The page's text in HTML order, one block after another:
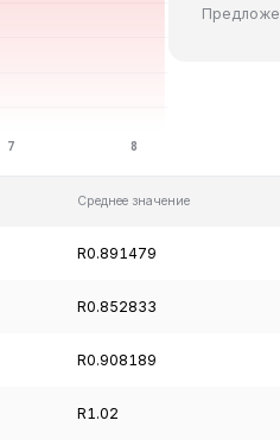
Среднее значение
R0.891479
R0.852833
R0.908189
R1.02